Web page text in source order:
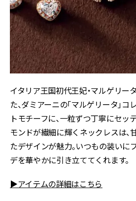
イタリア王国初代王妃・マルゲリー
た、ダミアーニの「マルゲリータ」コ
トモチーフに、一粒ずつ丁寧にセッ
モンドが繊細に輝くネックレスは、
たデザインが魅力。いつもの装いに
デを華やかに引き立ててくれます。
▶アイテムの詳細はこちら